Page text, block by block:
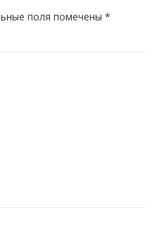
поля помечены *